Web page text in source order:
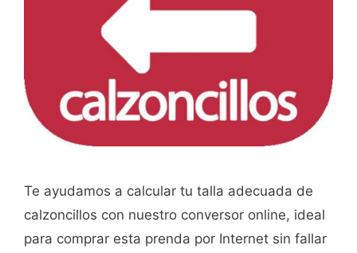
Te ayudamos a calcular tu talla adecuada de
calzoncillos con nuestro conversor online, ideal
para comprar esta prenda por Internet sin fallar